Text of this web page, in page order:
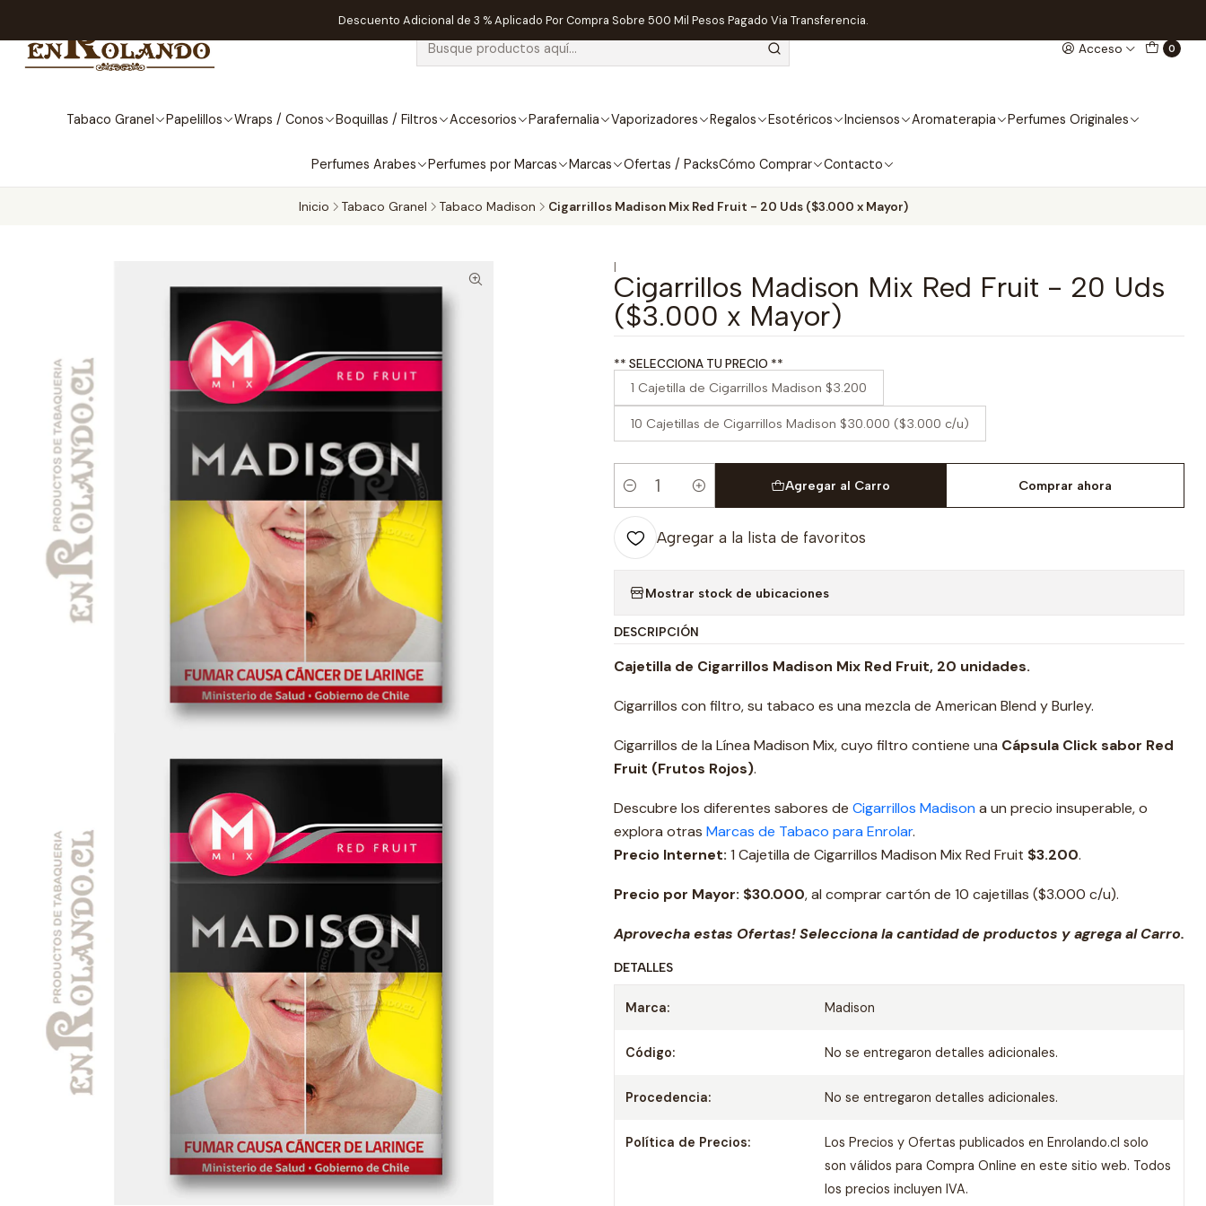
Acceso 0
Tabaco Granel Papelillos Wraps / Conos Boquillas / Filtros Accesorios Parafernalia Vaporizadores Regalos Esotéricos Inciensos Aromaterapia Perfumes Originales
Perfumes Arabes Perfumes por Marcas Marcas Ofertas / PacksCómo Comprar Contacto
Descuento Adicional de 3 % Aplicado Por Compra Sobre 500 Mil Pesos Pagado Via Transferencia.
Inicio Tabaco Granel Tabaco Madison Cigarrillos Madison Mix Red Fruit - 20 Uds ($3.000 x Mayor)
|
Cigarrillos Madison Mix Red Fruit - 20 Uds
($3.000 x Mayor)
** SELECCIONA TU PRECIO **
1 Cajetilla de Cigarrillos Madison $3.200
10 Cajetillas de Cigarrillos Madison $30.000 ($3.000 c/u)
Cantidad
Agregar al Carro Comprar ahora
Agregar a la lista de favoritos
Mostrar stock de ubicaciones
DESCRIPCIÓN
Cajetilla de Cigarrillos Madison Mix Red Fruit, 20 unidades.
Cigarrillos con filtro, su tabaco es una mezcla de American Blend y Burley.
Cigarrillos de la Línea Madison Mix, cuyo filtro contiene una Cápsula Click sabor Red
Fruit (Frutos Rojos).
Descubre los diferentes sabores de Cigarrillos Madison a un precio insuperable, o
explora otras Marcas de Tabaco para Enrolar.
Precio Internet: 1 Cajetilla de Cigarrillos Madison Mix Red Fruit $3.200.
Precio por Mayor: $30.000, al comprar cartón de 10 cajetillas ($3.000 c/u).
Aprovecha estas Ofertas! Selecciona la cantidad de productos y agrega al Carro.
DETALLES
Marca: Madison
Código: No se entregaron detalles adicionales.
Procedencia: No se entregaron detalles adicionales.
Política de Precios:
Los Precios y Ofertas publicados en Enrolando.cl solo
son válidos para Compra Online en este sitio web. Todos
los precios incluyen IVA.